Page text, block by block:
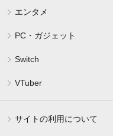
エンタメ
PC・ガジェット
Switch
VTuber
サイトの利用について